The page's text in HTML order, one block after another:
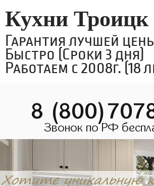
Кухни Троицк
Гарантия лучшей
Быстро (Сроки 3 дня)
Работаем с 2008г. (18
8
Звонок по РФ